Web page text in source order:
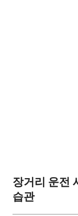
장거리 운전
습관